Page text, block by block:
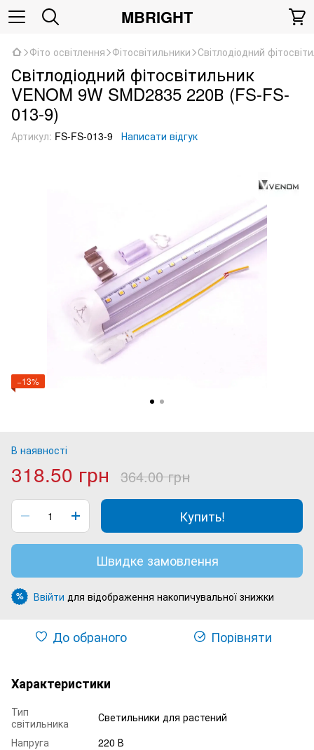
MBRIGHT
Фіто освітлення Фітосвітильники Світлодіодний
Світлодіодний фітосвітильник
VENOM 9W SMD2835 220В (FS-FS-
013-9)
Артикул: FS-FS-013-9 Написати відгук
−13%
В наявності
318.50 грн 364.00 грн
Купить!
Швидке замовлення
% Ввійти для відображення накопичувальної знижки
До обраного Порівняти
Характеристики
Тип
світильника
Светильники для растений
Напруга
220 В